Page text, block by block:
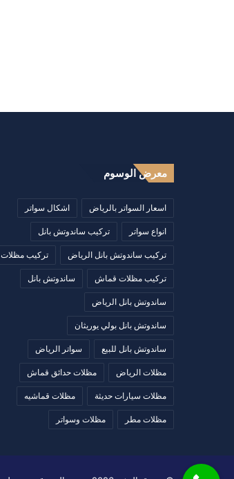
معرض الوسوم
اسعار السواتر بالرياض اشكال سواتر
انواع سواتر تركيب ساندوتش بانل
تركيب ساندوتش بانل الرياض تركيب مظلات
تركيب مظلات قماش ساندوتش بانل
ساندوتش بانل الرياض
ساندوتش بانل بولي يوريثان
ساندوتش بانل للبيع سواتر الرياض
مظلات الرياض مظلات حدائق قماش
مظلات سيارات حديثة مظلات قماشيه
مظلات مطر مظلات وسواتر